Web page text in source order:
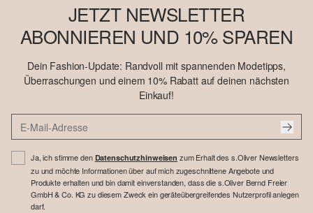
JETZT NEWSLETTER
ABONNIEREN UND 10% SPAREN
Dein Fashion-Update: Randvoll mit spannenden Modetipps,
Überraschungen und einem 10% Rabatt auf deinen nächsten
Einkauf!
Ja, ich stimme den Datenschutzhinweisen zum Erhalt des s.Oliver Newsletters
zu und möchte Informationen über auf mich zugeschnittene Angebote und
Produkte erhalten und bin damit einverstanden, dass die s.Oliver Bernd Freier
GmbH & Co. KG zu diesem Zweck ein geräteübergreifendes Nutzerprofil anlegen
darf.